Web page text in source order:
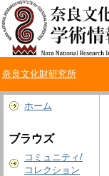
奈良文化財研究所
ホーム
ブラウズ
コミュニティ/
コレクション